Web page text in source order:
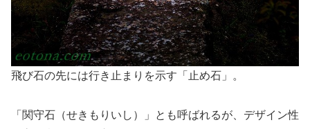
飛び石の先には行き止まりを示す「止め石」。
「関守石（せきもりいし）」とも呼ばれるが、デザイン性